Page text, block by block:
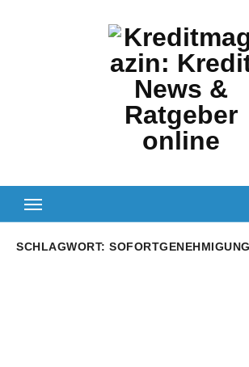
SCHLAGWORT: SOFORTGENEHMIGUNG